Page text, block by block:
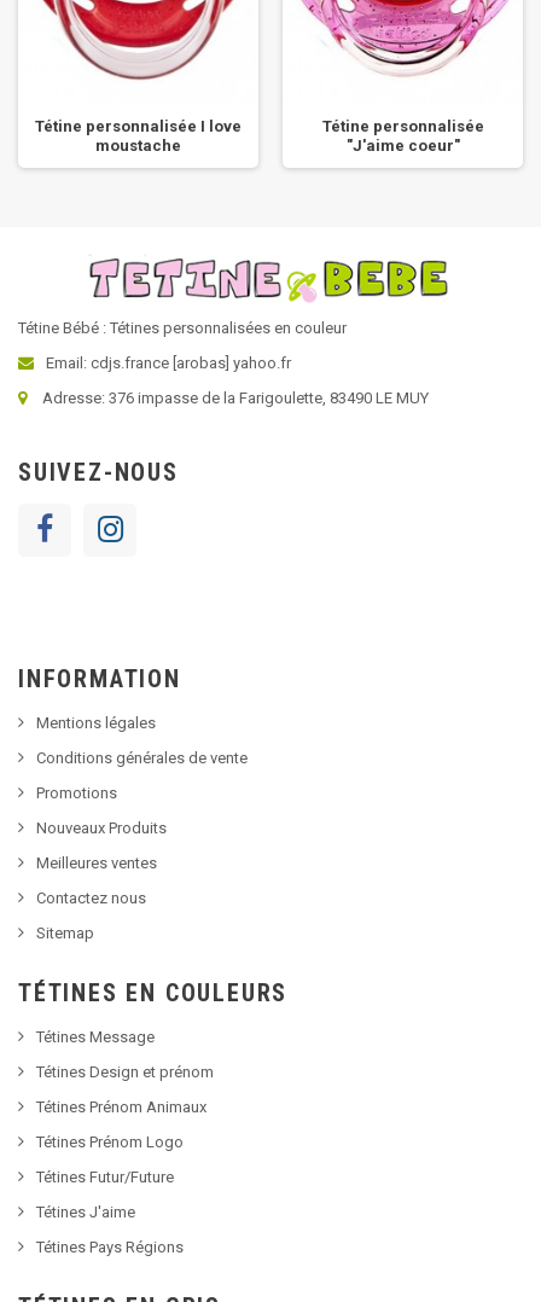
Tétine personnalisée I love
moustache
Tétine personnalisée
"J'aime coeur"
Tétine Bébé : Tétines personnalisées en couleur
Email: cdjs.france [arobas] yahoo.fr
Adresse: 376 impasse de la Farigoulette, 83490 LE MUY
SUIVEZ-NOUS
INFORMATION
Mentions légales
Conditions générales de vente
Promotions
Nouveaux Produits
Meilleures ventes
Contactez nous
Sitemap
TÉTINES EN COULEURS
Tétines Message
Tétines Design et prénom
Tétines Prénom Animaux
Tétines Prénom Logo
Tétines Futur/Future
Tétines J'aime
Tétines Pays Régions